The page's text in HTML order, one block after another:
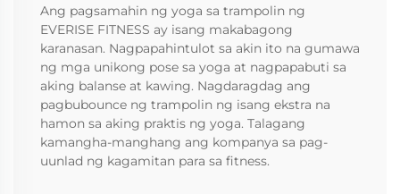
Ang pagsamahin ng yoga sa trampolin ng
EVERISE FITNESS ay isang makabagong
karanasan. Nagpapahintulot sa akin ito na gumawa
ng mga unikong pose sa yoga at nagpapabuti sa
aking balanse at kawing. Nagdaragdag ang
pagbubounce ng trampolin ng isang ekstra na
hamon sa aking praktis ng yoga. Talagang
kamangha-manghang ang kompanya sa pag-
uunlad ng kagamitan para sa fitness.